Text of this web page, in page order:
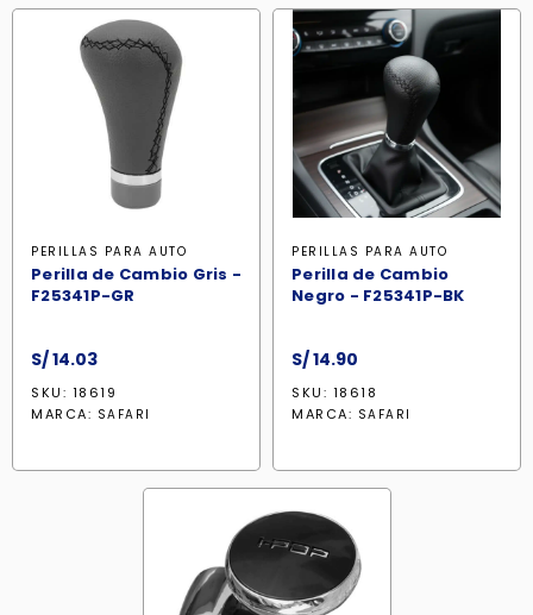
PERILLAS PARA AUTO
Perilla de Cambio Gris -
F25341P-GR
S/14.03
SKU: 18619
MARCA: SAFARI
PERILLAS PARA AUTO
Perilla de Cambio
Negro - F25341P-BK
S/14.90
SKU: 18618
MARCA: SAFARI